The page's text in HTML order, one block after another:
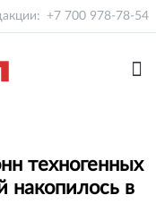
+7 700 978-78-54
техногенных
накопилось в